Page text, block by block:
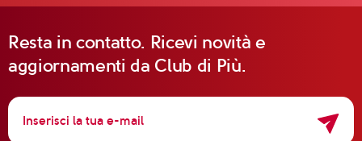
Resta in contatto. Ricevi novità e
aggiornamenti da Club di Più.